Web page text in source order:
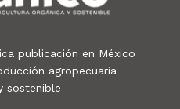
publicación en México
agropecuaria
sostenible